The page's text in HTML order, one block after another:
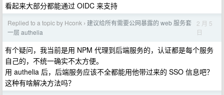
看起来大部分都能通过 OIDC 来支持
Replied to a topic by Hconk › 建议给所有需要公网暴露的 web 服务套
一层 authelia
2 月 5
日
有个疑问，我当前是用 NPM 代理到后端服务的，认证都是每个服务
自己的，不统一确实不太方便。
用 authelia 后，后端服务应该不全都能用他带过来的 SSO 信息吧？
这种有啥解决方法吗？